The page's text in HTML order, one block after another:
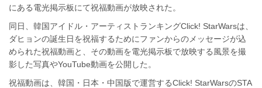
にある電光掲示板にて祝福動画が放映された。
同日、韓国アイドル・アーティストランキングClick! StarWarsは、
ダヒョンの誕生日を祝福するためにファンからのメッセージが込
められた祝福動画と、その動画を電光掲示板で放映する風景を撮
影した写真やYouTube動画を公開した。
祝福動画は、韓国・日本・中国版で運営するClick! StarWarsのSTA